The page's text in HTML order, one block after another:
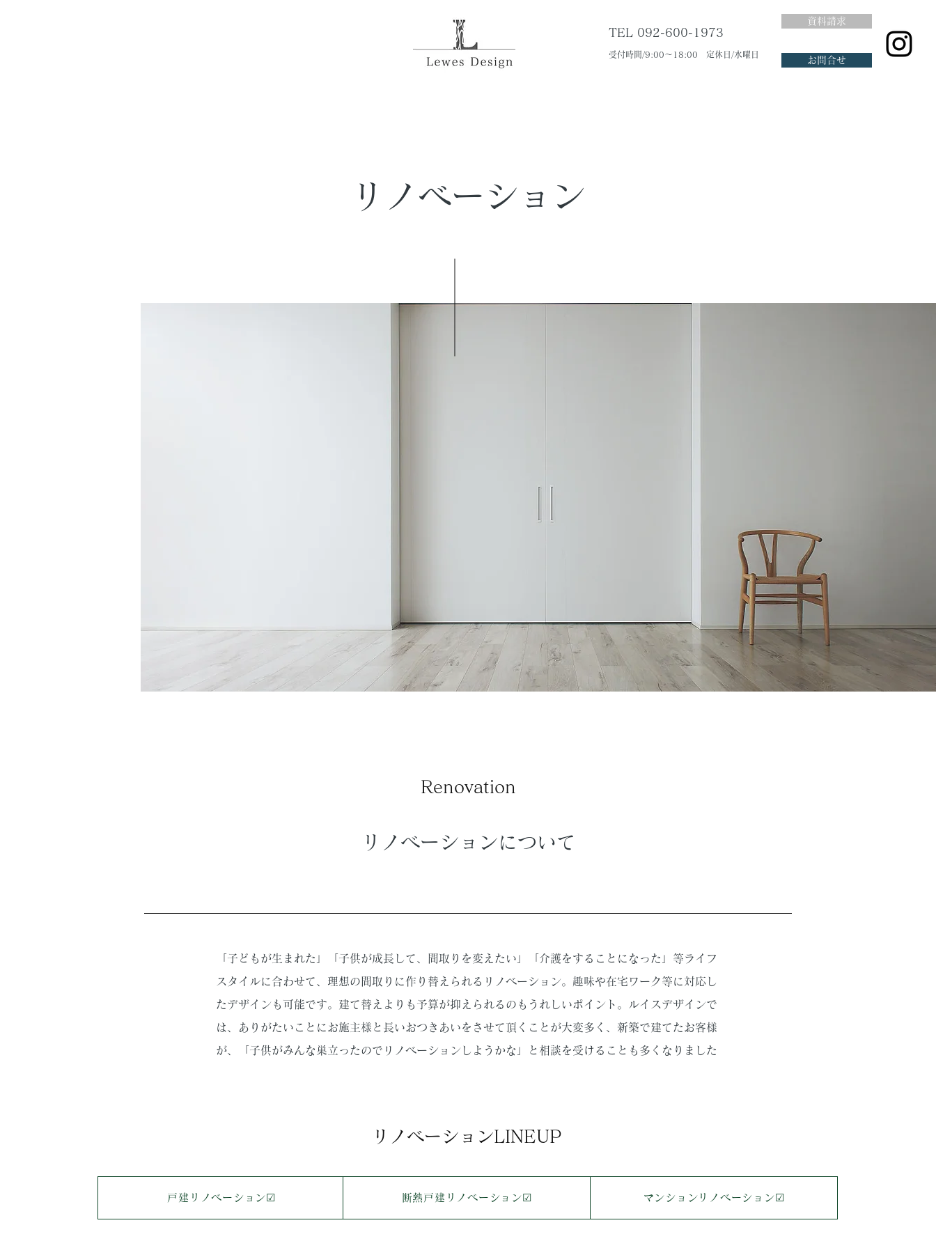
TEL 092-600-1973
受付時間/9:00～18:00 定休日/水曜日
資料請求
お問合せ
​リノベーション
Renovation
リノベーションについて
「子どもが生まれた」「子供が成長して、間取りを変えたい」「介護をすることになった」等ライフ
スタイルに合わせて、理想の間取りに作り替えられるリノベーション。趣味や在宅ワーク等に対応し
たデザインも可能です。建て替えよりも予算が抑えられるのもうれしいポイント。ルイスデザインで
は、ありがたいことにお施主様と長いおつきあいをさせて頂くことが大変多く、新築で建てたお客様
が、「子供がみんな巣立ったのでリノベーションしようかな」と相談を受けることも多くなりました
リノベーションLINEUP
戸建リノベーション☑ 断熱戸建リノベーション☑ マンションリノベーション☑